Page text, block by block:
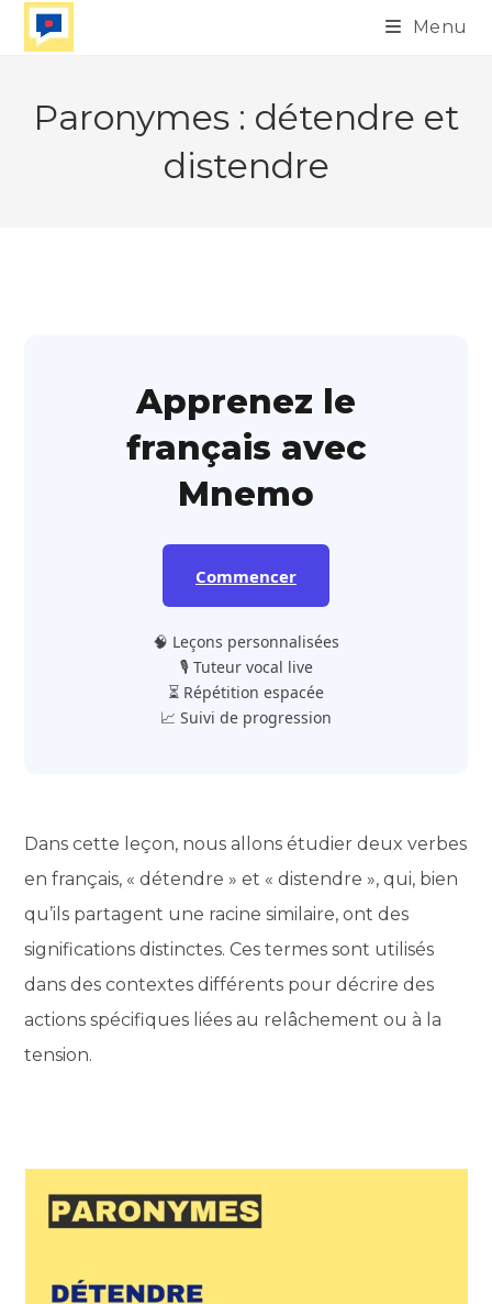
Skip
Menu
Paronymes : détendre et
distendre
Apprenez le
français avec
Mnemo
Commencer
🧠 Leçons personnalisées
🎙️ Tuteur vocal live
⏳ Répétition espacée
📈 Suivi de progression
Dans cette leçon, nous allons étudier deux verbes
en français, « détendre » et « distendre », qui, bien
qu’ils partagent une racine similaire, ont des
significations distinctes. Ces termes sont utilisés
dans des contextes différents pour décrire des
actions spécifiques liées au relâchement ou à la
tension.